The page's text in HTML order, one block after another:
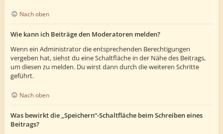
Nach oben
Wie kann ich Beiträge den Moderatoren melden?
Wenn ein Administrator die entsprechenden Berechtigungen
vergeben hat, siehst du eine Schaltfläche in der Nähe des Beitrags,
um diesen zu melden. Du wirst dann durch die weiteren Schritte
geführt.
Nach oben
Was bewirkt die „Speichern“-Schaltfläche beim Schreiben eines
Beitrags?